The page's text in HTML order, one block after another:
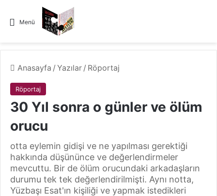
Menü
Anasayfa / Yazılar / Röportaj
Röportaj
30 Yıl sonra o günler ve ölüm
orucu
otta eylemin gidişi ve ne yapılması gerektiği
hakkında düşününce ve değerlendirmeler
mevcuttu. Bir de ölüm orucundaki arkadaşların
durumu tek tek değerlendirilmişti. Aynı notta,
Yüzbaşı Esat'ın kişiliği ve yapmak istedikleri